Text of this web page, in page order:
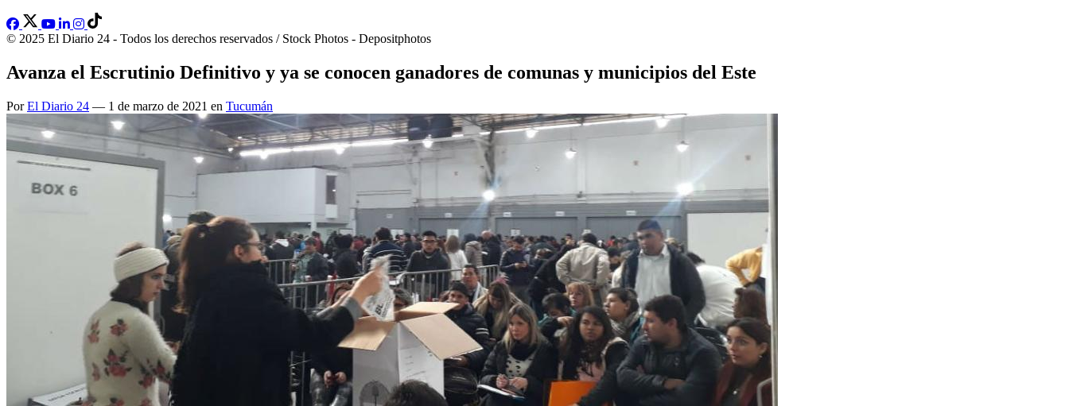
© 2025 El Diario 24 - Todos los derechos reservados / Stock Photos - Depositphotos
Avanza el Escrutinio Definitivo y ya se conocen ganadores de comunas y municipios del Este
PorEl Diario 24 — 1 de marzo de 2021 en Tucumán